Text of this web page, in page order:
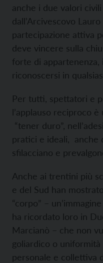
anche i due valori
dall’Arcivescovo
partecipazione attiva
deve vincere sulla
forte di appartenenza,
riconoscersi in
Per tutti, spettatori e
l’applauso reciproco
“tener duro”,
pratici e ideali, anche
sfilacciano e
Anche ai trentini più
e del Sud han
“corpo” –
ha ricordato loro in
Marcianò – che non
goliardico o
personale e collettiva